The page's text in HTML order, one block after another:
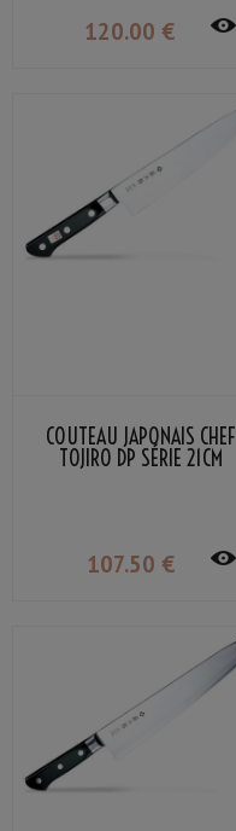
120.00 €
COUTEAU JAPONAIS CHEF
TOJIRO DP SÉRIE 21CM
107.50 €